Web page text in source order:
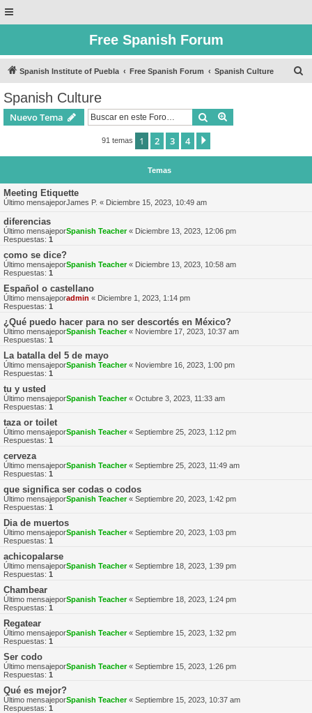
Free Spanish Forum
Spanish Institute of Puebla Free Spanish Forum Spanish Culture
Spanish Culture
Nuevo Tema Buscar
91 temas 1 2 3 4
Temas
Meeting Etiquette
Último mensajeporJames P. « Diciembre 15, 2023, 10:49 am
diferencias
Último mensajeporSpanish Teacher« Diciembre 13, 2023, 12:06 pm
Respuestas: 1
como se dice?
Último mensajeporSpanish Teacher« Diciembre 13, 2023, 10:58 am
Respuestas: 1
Español o castellano
Último mensajeporadmin « Diciembre 1, 2023, 1:14 pm
Respuestas: 1
¿Qué puedo hacer para no ser descortés en México?
Último mensajeporSpanish Teacher« Noviembre 17, 2023, 10:37 am
Respuestas: 1
La batalla del 5 de mayo
Último mensajeporSpanish Teacher« Noviembre 16, 2023, 1:00 pm
Respuestas: 1
tu y usted
Último mensajeporSpanish Teacher« Octubre 3, 2023, 11:33 am
Respuestas: 1
taza or toilet
Último mensajeporSpanish Teacher« Septiembre 25, 2023, 1:12 pm
Respuestas: 1
cerveza
Último mensajeporSpanish Teacher« Septiembre 25, 2023, 11:49 am
Respuestas: 1
que significa ser codas o codos
Último mensajeporSpanish Teacher« Septiembre 20, 2023, 1:42 pm
Respuestas: 1
Dia de muertos
Último mensajeporSpanish Teacher« Septiembre 20, 2023, 1:03 pm
Respuestas: 1
achicopalarse
Último mensajeporSpanish Teacher« Septiembre 18, 2023, 1:39 pm
Respuestas: 1
Chambear
Último mensajeporSpanish Teacher« Septiembre 18, 2023, 1:24 pm
Respuestas: 1
Regatear
Último mensajeporSpanish Teacher« Septiembre 15, 2023, 1:32 pm
Respuestas: 1
Ser codo
Último mensajeporSpanish Teacher« Septiembre 15, 2023, 1:26 pm
Respuestas: 1
Qué es mejor?
Último mensajeporSpanish Teacher« Septiembre 15, 2023, 10:37 am
Respuestas: 1